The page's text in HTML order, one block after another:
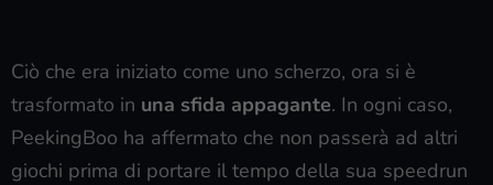
Ciò che era iniziato come uno scherzo, ora si è
trasformato in una sfida appagante. In ogni caso,
PeekingBoo ha affermato che non passerà ad altri
giochi prima di portare il tempo della sua speedrun